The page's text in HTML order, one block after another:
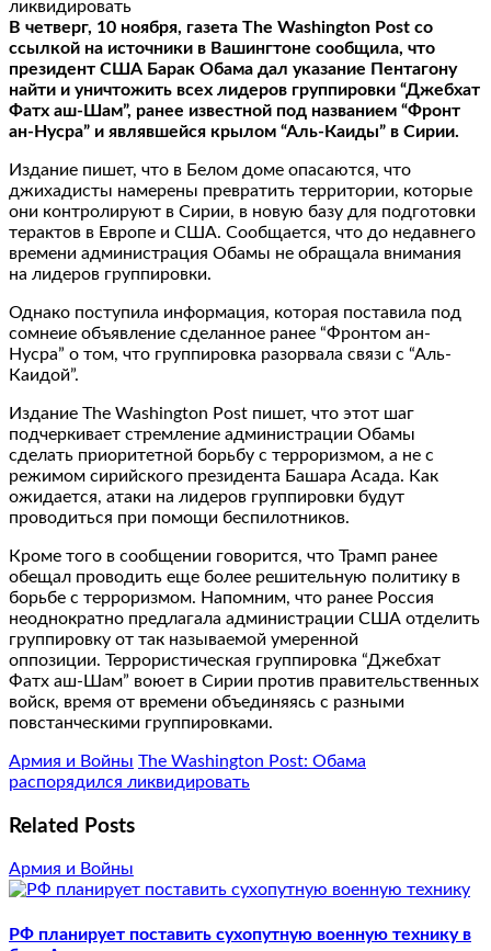
В четверг, 10 ноября, газета The Washington Post со
ссылкой на источники в Вашингтоне сообщила, что
президент США Барак Обама дал указание Пентагону
найти и уничтожить всех лидеров группировки “Джебхат
Фатх аш-Шам”, ранее известной под названием “Фронт
ан-Нусра” и являвшейся крылом “Аль-Каиды” в Сирии.
Издание пишет, что в Белом доме опасаются, что
джихадисты намерены превратить территории, которые
они контролируют в Сирии, в новую базу для подготовки
терактов в Европе и США. Сообщается, что до недавнего
времени администрация Обамы не обращала внимания
на лидеров группировки.
Однако поступила информация, которая поставила под
сомнеие объявление сделанное ранее “Фронтом ан-
Нусра” о том, что группировка разорвала связи с “Аль-
Каидой”.
Издание The Washington Post пишет, что этот шаг
подчеркивает стремление администрации Обамы
сделать приоритетной борьбу с терроризмом, а не с
режимом сирийского президента Башара Асада. Как
ожидается, атаки на лидеров группировки будут
проводиться при помощи беспилотников.
Кроме того в сообщении говорится, что Трамп ранее
обещал проводить еще более решительную политику в
борьбе с терроризмом. Напомним, что ранее Россия
неоднократно предлагала администрации США отделить
группировку от так называемой умеренной
оппозиции. Террористическая группировка “Джебхат
Фатх аш-Шам” воюет в Сирии против правительственных
войск, время от времени объединяясь с разными
повстанческими группировками.
Армия и Войны The Washington Post: Обама
распорядился ликвидировать
Related Posts
Армия и Войны
РФ планирует поставить сухопутную военную технику в